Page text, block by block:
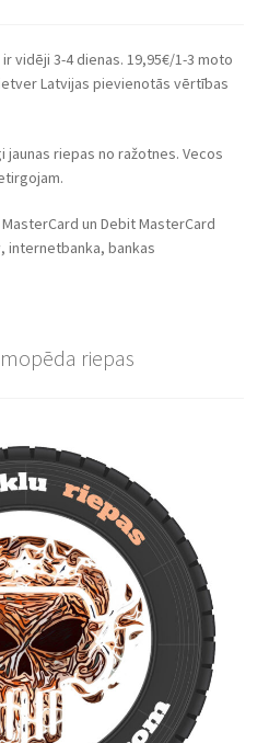
vidēji 3-4 dienas. 19,95€/1-3 moto
Latvijas pievienotās vērtības
jaunas riepas no ražotnes. Vecos
un Debit MasterCard
internetbanka, bankas
riepas